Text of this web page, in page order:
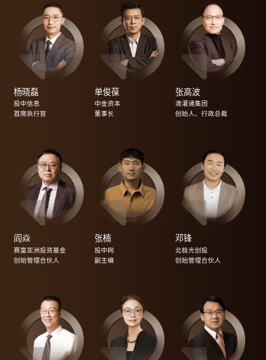
杨晓磊
投中信息
首席执行官
单俊葆
中金资本
董事长
张高波
滴灌通集团
创始人、行政总裁
阎焱
赛富亚洲投资基金
创始管理合伙人
张楠
投中网
副主编
邓锋
北极光创投
创始管理合伙人